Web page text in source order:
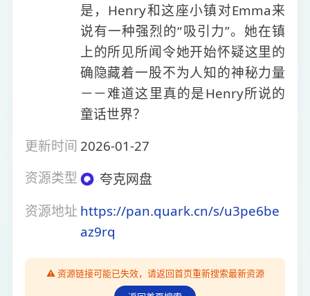
是，Henry和这座小镇对Emma来
说有一种强烈的“吸引力”。她在镇
上的所见所闻令她开始怀疑这里的
确隐藏着一股不为人知的神秘力量
－－难道这里真的是Henry所说的
童话世界？
更新时间 2026-01-27
资源类型
夸克网盘
资源地址 https://pan.quark.cn/s/u3pe6be
az9rq
⚠️ 资源链接可能已失效，请返回首页重新搜索最新资源